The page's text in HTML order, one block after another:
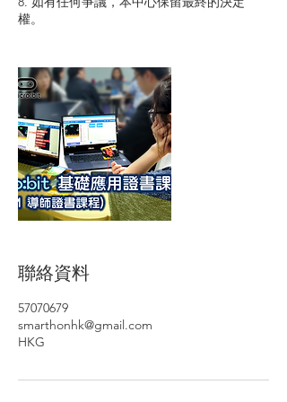
權。
聯絡資料
57070679
smarthonhk@gmail.com
HKG